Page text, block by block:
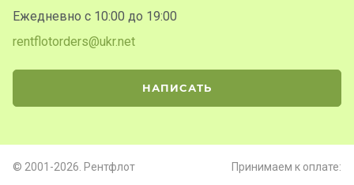
Ежедневно с 10:00 до 19:00
rentflotorders@ukr.net
НАПИСАТЬ
© 2001-2026. Рентфлот Принимаем к оплате: